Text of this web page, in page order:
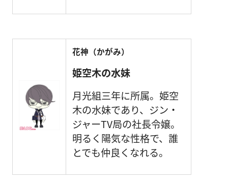
花神（かがみ）
姫空木の水妹
月光組三年に所属。姫空
木の水妹であり、ジン・
ジャーTV局の社長令嬢。
明るく陽気な性格で、誰
とでも仲良くなれる。